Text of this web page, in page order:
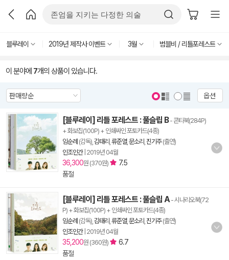
블루레이 2019년 제작사 이벤트 3월 범블비 / 리틀포레스트
이 분야에 7개의 상품이 있습니다.
옵션
[블루레이] 리틀 포레스트 : 풀슬립 B- 콘티북(284P)
+ 화보집(100P) + 인쇄싸인 포토카드(4종)
임순례 (감독), 김태리 류준열, 문소리 진기주(출연)
인조인간| 2019년 04월
36,300원 (370원)
7.5
품절
[블루레이] 리틀 포레스트 : 풀슬립 A- 시나리오북(72
P) + 화보집(100P) + 인쇄싸인 포토카드(4종)
임순례 (감독), 김태리 류준열, 문소리 진기주(출연)
인조인간| 2019년 04월
35,200원 (360원)
6.7
품절